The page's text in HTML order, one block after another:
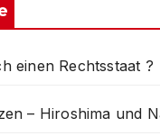
einen Rechtsstaat ?
– Hiroshima und